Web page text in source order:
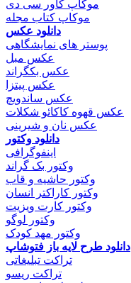
موکاپ کاور سی دی
موکاپ کتاب مجله
دانلود عکس
پوستر های نمایشگاهی
عکس مبل
عکس بکگراند
عکس پیتزا
عکس ساندویچ
عکس قهوه کاکائو شکلات
عکس نان و شیرینی
دانلود وکتور
اینفوگرافی
وکتور بک گراند
وکتور حاشیه و قاب
وکتور کاراکتر انسان
وکتور کارت ویزیت
وکتور لوگو
وکتور مهد کودک
دانلود طرح لایه باز فتوشاپ
تراکت تبلیغاتی
تراکت ریسو